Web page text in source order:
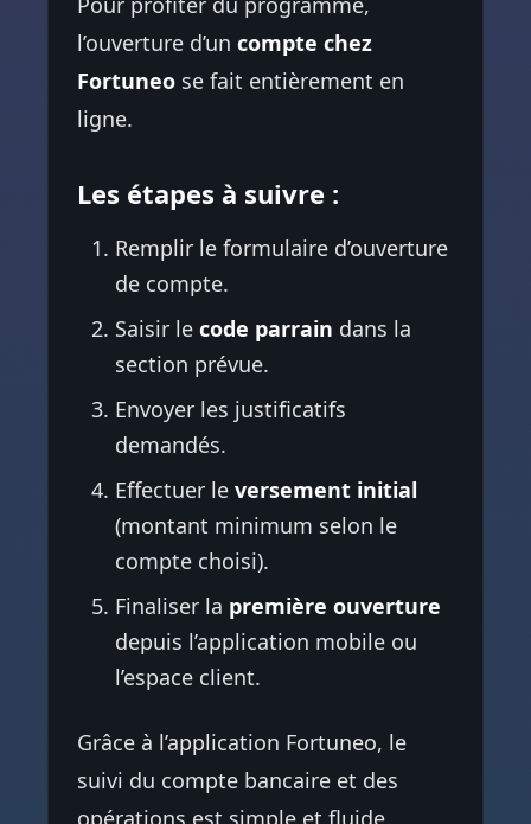
l’ouverture d’un compte chez
Fortuneo se fait entièrement en
ligne.
Les étapes à suivre :
Remplir le formulaire d’ouverture
de compte.
Saisir le code parrain dans la
section prévue.
Envoyer les justificatifs
demandés.
Effectuer le versement initial
(montant minimum selon le
compte choisi).
Finaliser la première ouverture
depuis l’application mobile ou
l’espace client.
Grâce à l’application Fortuneo, le
suivi du compte bancaire et des
opérations est simple et fluide.